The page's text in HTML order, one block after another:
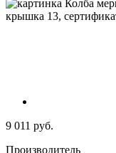
9 011 руб.
Производитель